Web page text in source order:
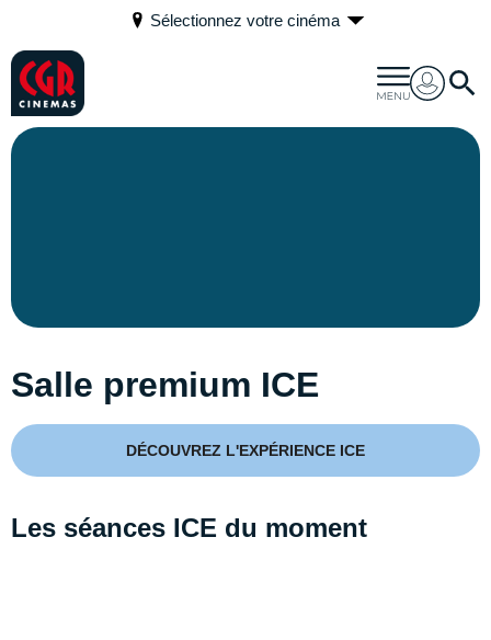
Sélectionnez votre cinéma
Salle premium ICE
DÉCOUVREZ L'EXPÉRIENCE ICE
Les séances ICE du moment